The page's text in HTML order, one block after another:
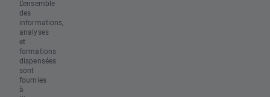
L’ensemble
des
informations,
analyses
et
formations
dispensées
sont
fournies
à